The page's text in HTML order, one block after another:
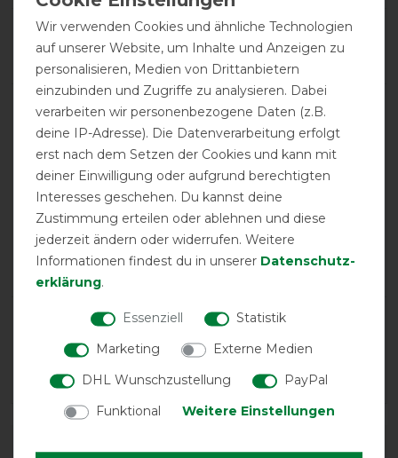
Product Rating
5/5
product experience
calculated from 1 customer reviews
Positive
100%
Neutral
0%
Negative
0%
LATEST REVIEWS
21.11.2025
Gute Passform
Wir verwenden Cookies und ähnliche Technologien
auf unserer Website, um Inhalte und Anzeigen zu
personalisieren, Medien von Drittanbietern
einzubinden und Zugriffe zu analysieren. Dabei
verarbeiten wir personenbezogene Daten (z.B.
deine IP-Adresse). Die Datenverarbeitung erfolgt
erst nach dem Setzen der Cookies und kann mit
deiner Einwilligung oder aufgrund berechtigten
Interesses geschehen. Du kannst deine
Zustimmung erteilen oder ablehnen und diese
jederzeit ändern oder widerrufen. Weitere
Informationen findest du in unserer Daten­schutz­
erklärung.
Essenziell
Statistik
Marketing
Externe Medien
DHL Wunschzustellung
PayPal
Funktional
Weitere Einstellungen